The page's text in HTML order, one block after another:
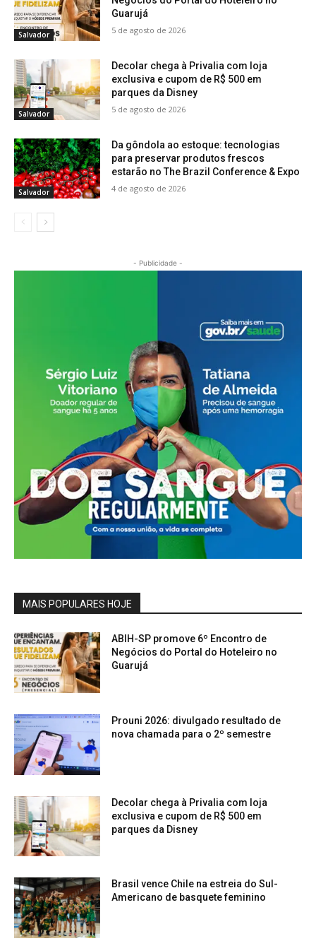
Salvador
Guarujá
5 de agosto de 2026
Salvador
Decolar chega à Privalia com loja
exclusiva e cupom de R$ 500 em
parques da Disney
5 de agosto de 2026
Salvador
Da gôndola ao estoque: tecnologias
para preservar produtos frescos
estarão no The Brazil Conference & Expo
4 de agosto de 2026
- Publicidade -
MAIS POPULARES HOJE
ABIH-SP promove 6º Encontro de
Negócios do Portal do Hoteleiro no
Guarujá
Prouni 2026: divulgado resultado de
nova chamada para o 2º semestre
Decolar chega à Privalia com loja
exclusiva e cupom de R$ 500 em
parques da Disney
Brasil vence Chile na estreia do Sul-
Americano de basquete feminino